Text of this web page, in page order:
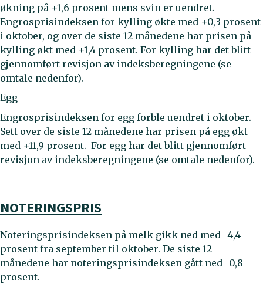
økning på +1,6 prosent mens svin er uendret.
Engrosprisindeksen for kylling økte med +0,3 prosent
i oktober, og over de siste 12 månedene har prisen på
kylling økt med +1,4 prosent. For kylling har det blitt
gjennomført revisjon av indeksberegningene (se
omtale nedenfor).
Egg
Engrosprisindeksen for egg forble uendret i oktober.
Sett over de siste 12 månedene har prisen på egg økt
med +11,9 prosent. For egg har det blitt gjennomført
revisjon av indeksberegningene (se omtale nedenfor).
NOTERINGSPRIS
Noteringsprisindeksen på melk gikk ned med -4,4
prosent fra september til oktober. De siste 12
månedene har noteringsprisindeksen gått ned -0,8
prosent.